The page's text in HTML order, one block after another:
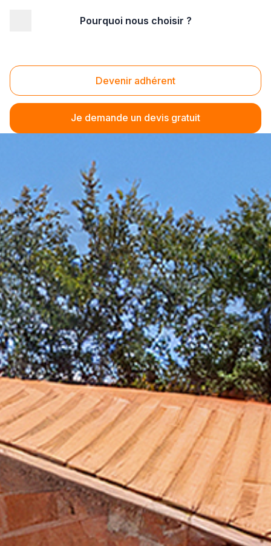
Pourquoi nous choisir ?
Devenir adhérent
Je demande un devis gratuit